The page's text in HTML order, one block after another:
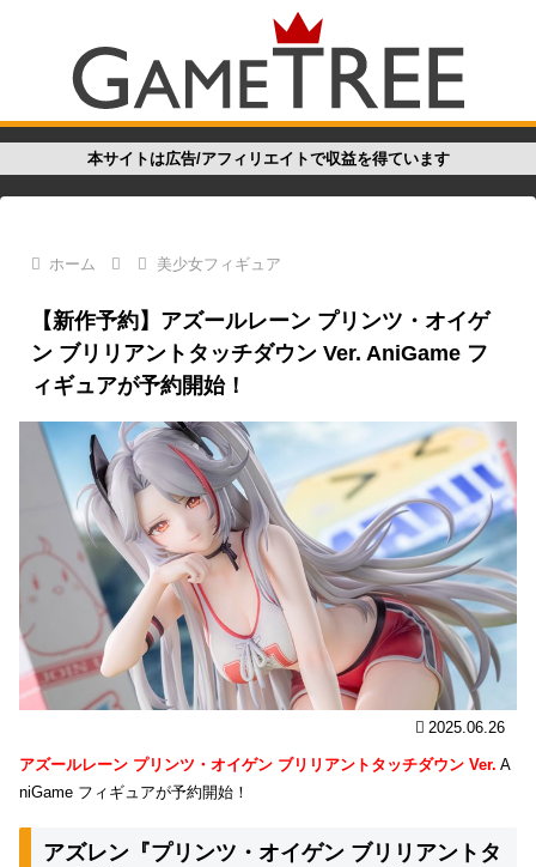
本サイトは広告/アフィリエイトで収益を得ています
ホーム 美少女フィギュア
【新作予約】アズールレーン プリンツ・オイゲ
ン ブリリアントタッチダウン Ver. AniGame フ
ィギュアが予約開始！
2025.06.26
アズールレーン プリンツ・オイゲン ブリリアントタッチダウン Ver. A
niGame フィギュアが予約開始！
アズレン『プリンツ・オイゲン ブリリアントタ